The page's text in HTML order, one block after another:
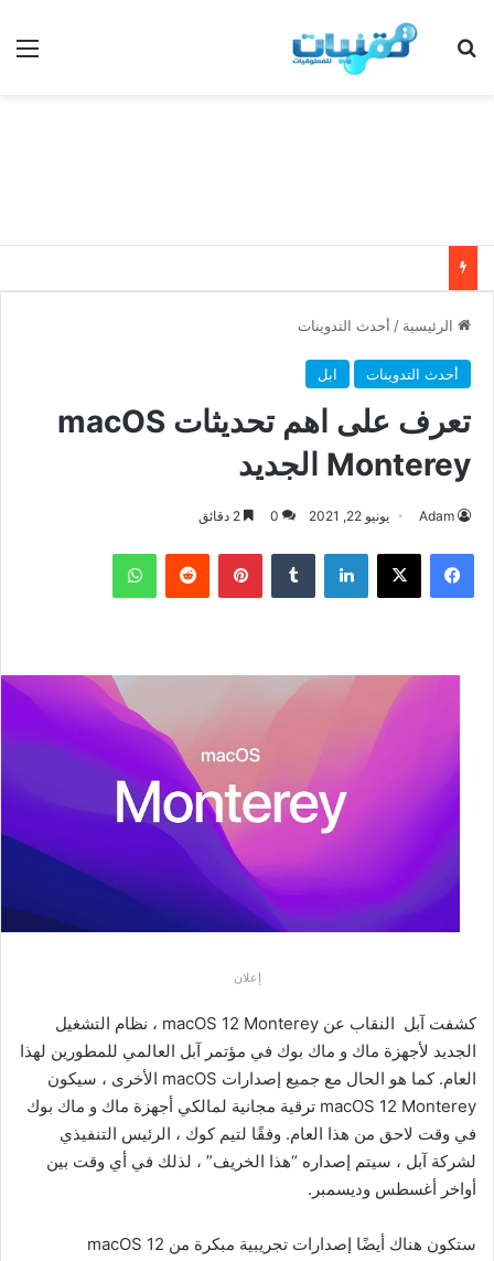
بحث عن
الرئيسية / أحدث التدوينات
أحدث التدوينات ابل
تعرف على اهم تحديثات macOS
Monterey الجديد
Adam يونيو 22, 2021 0
فيسبوك ‫X لينكدإن بينتيريست واتساب
إعلان
كشفت آبل النقاب عن macOS 12 Monterey ، نظام التشغيل
الجديد لأجهزة ماك و ماك بوك في مؤتمر آبل العالمي للمطورين لهذا
العام. كما هو الحال مع جميع إصدارات macOS الأخرى ، سيكون
macOS 12 Monterey ترقية مجانية لمالكي أجهزة ماك و ماك بوك
في وقت لاحق من هذا العام. وفقًا لتيم كوك ، الرئيس التنفيذي
لشركة آبل ، سيتم إصداره “هذا الخريف” ، لذلك في أي وقت بين
أواخر أغسطس وديسمبر.
ستكون هناك أيضًا إصدارات تجريبية مبكرة من macOS 12